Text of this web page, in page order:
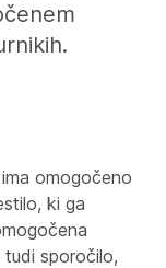
omogočeno
ki ga
sporočilo,